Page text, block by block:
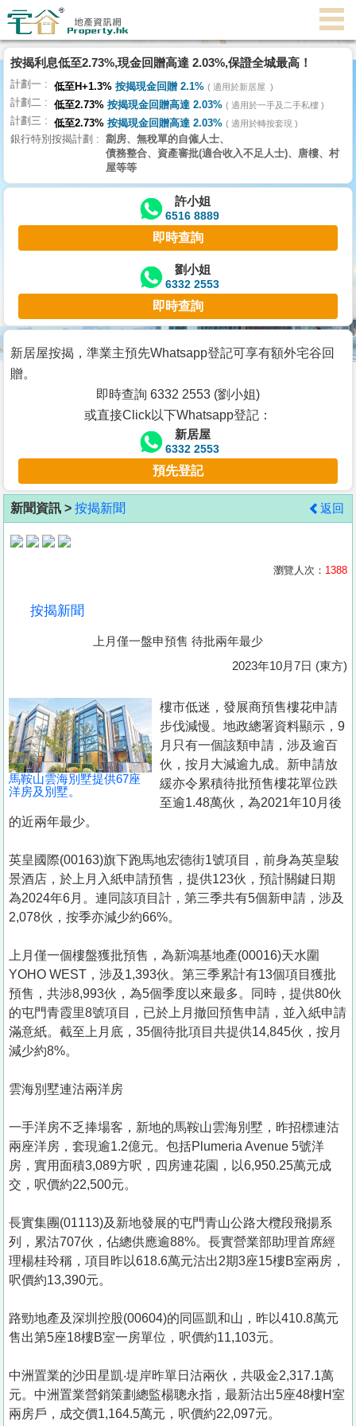
代
理
主
頁
搵
樓/
交
業
主
宅
谷
按
客
地
產
置
業
手
冊
關
我
們
按揭利息低至2.73%,現金回贈高達 2.03%,保證全城最高！
計劃一 低至H+1.3% 按揭現金回贈 2.1% 適用於新居屋
計劃二 低至2.73% 按揭現金回贈高達 2.03% 適用於一手及二手私樓
計劃三 低至2.73% 按揭現金回贈高達 2.03% 適用於轉按套現
銀行特別按揭計劃
劏房、無稅單的自僱人士、
債務整合、資產審批(適合收入不足人士)、唐樓、村
屋等等
許小姐
6516 8889
即時查詢
劉小姐
6332 2553
即時查詢
新居屋按揭，準業主預先Whatsapp登記可享有額外宅谷回
贈。
即時查詢 6332 2553 (劉小姐)
或直接Click以下Whatsapp登記：
新居屋
6332 2553
預先登記
新聞資訊 > 按揭新聞 返回
瀏覽人次： 1388
按揭新聞
上月僅一盤申預售 待批兩年最少
2023年10月7日 (東方)
馬鞍山雲海別墅提供67座
洋房及別墅。
樓市低迷，發展商預售樓花申請
步伐減慢。地政總署資料顯示，9
月只有一個該類申請，涉及逾百
伙，按月大減逾九成。新申請放
緩亦令累積待批預售樓花單位跌
至逾1.48萬伙，為2021年10月後
的近兩年最少。
英皇國際(00163)旗下跑馬地宏德街1號項目，前身為英皇駿
景酒店，於上月入紙申請預售，提供123伙，預計關鍵日期
為2024年6月。連同該項目計，第三季共有5個新申請，涉及
2,078伙，按季亦減少約66%。
上月僅一個樓盤獲批預售，為新鴻基地產(00016)天水圍
YOHO WEST，涉及1,393伙。第三季累計有13個項目獲批
預售，共涉8,993伙，為5個季度以來最多。同時，提供80伙
的屯門青霞里8號項目，已於上月撤回預售申請，並入紙申請
滿意紙。截至上月底，35個待批項目共提供14,845伙，按月
減少約8%。
雲海別墅連沽兩洋房
一手洋房不乏捧場客，新地的馬鞍山雲海別墅，昨招標連沽
兩座洋房，套現逾1.2億元。包括Plumeria Avenue 5號洋
房，實用面積3,089方呎，四房連花園，以6,950.25萬元成
交，呎價約22,500元。
長實集團(01113)及新地發展的屯門青山公路大欖段飛揚系
列，累沽707伙，佔總供應逾88%。長實營業部助理首席經
理楊桂玲稱，項目昨以618.6萬元沽出2期3座15樓B室兩房，
呎價約13,390元。
路勁地產及深圳控股(00604)的同區凱和山，昨以410.8萬元
售出第5座18樓B室一房單位，呎價約11,103元。
中洲置業的沙田星凱‧堤岸昨單日沽兩伙，共吸金2,317.1萬
元。中洲置業營銷策劃總監楊聰永指，最新沽出5座48樓H室
兩房戶，成交價1,164.5萬元，呎價約22,097元。